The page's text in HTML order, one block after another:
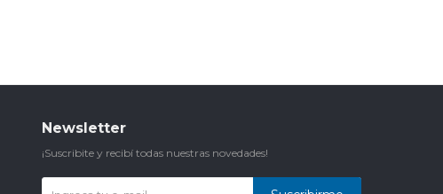
Newsletter
¡Suscribite y recibí todas nuestras novedades!